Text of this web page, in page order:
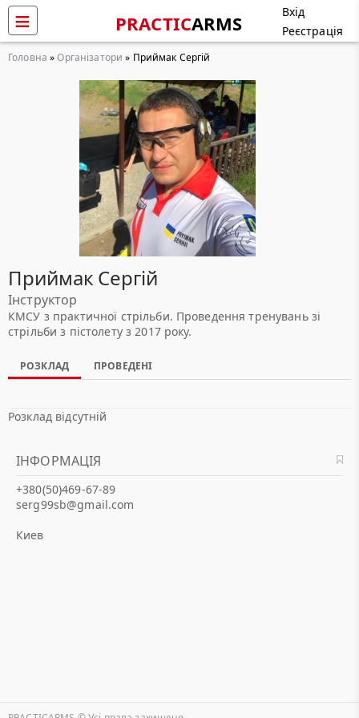
PRACTICARMS
Вхід
Реєстрація
Головна »Організатори » Приймак Сергій
Приймак Сергій
Інструктор
КМСУ з практичної стрільби. Проведення тренувань зі
стрільби з пістолету з 2017 року.
РОЗКЛАД ПРОВЕДЕНІ
Розклад відсутній
ІНФОРМАЦІЯ
+380(50)469-67-89
serg99sb@gmail.com
Киев